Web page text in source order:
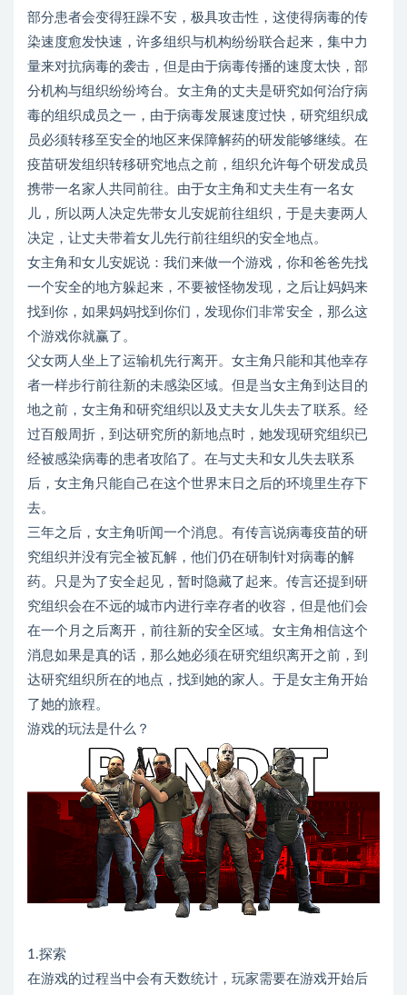
部分患者会变得狂躁不安，极具攻击性，这使得病毒的传
染速度愈发快速，许多组织与机构纷纷联合起来，集中力
量来对抗病毒的袭击，但是由于病毒传播的速度太快，部
分机构与组织纷纷垮台。女主角的丈夫是研究如何治疗病
毒的组织成员之一，由于病毒发展速度过快，研究组织成
员必须转移至安全的地区来保障解药的研发能够继续。在
疫苗研发组织转移研究地点之前，组织允许每个研发成员
携带一名家人共同前往。由于女主角和丈夫生有一名女
儿，所以两人决定先带女儿安妮前往组织，于是夫妻两人
决定，让丈夫带着女儿先行前往组织的安全地点。
女主角和女儿安妮说：我们来做一个游戏，你和爸爸先找
一个安全的地方躲起来，不要被怪物发现，之后让妈妈来
找到你，如果妈妈找到你们，发现你们非常安全，那么这
个游戏你就赢了。
父女两人坐上了运输机先行离开。女主角只能和其他幸存
者一样步行前往新的未感染区域。但是当女主角到达目的
地之前，女主角和研究组织以及丈夫女儿失去了联系。经
过百般周折，到达研究所的新地点时，她发现研究组织已
经被感染病毒的患者攻陷了。在与丈夫和女儿失去联系
后，女主角只能自己在这个世界末日之后的环境里生存下
去。
三年之后，女主角听闻一个消息。有传言说病毒疫苗的研
究组织并没有完全被瓦解，他们仍在研制针对病毒的解
药。只是为了安全起见，暂时隐藏了起来。传言还提到研
究组织会在不远的城市内进行幸存者的收容，但是他们会
在一个月之后离开，前往新的安全区域。女主角相信这个
消息如果是真的话，那么她必须在研究组织离开之前，到
达研究组织所在的地点，找到她的家人。于是女主角开始
了她的旅程。
游戏的玩法是什么？
1.探索
在游戏的过程当中会有天数统计，玩家需要在游戏开始后